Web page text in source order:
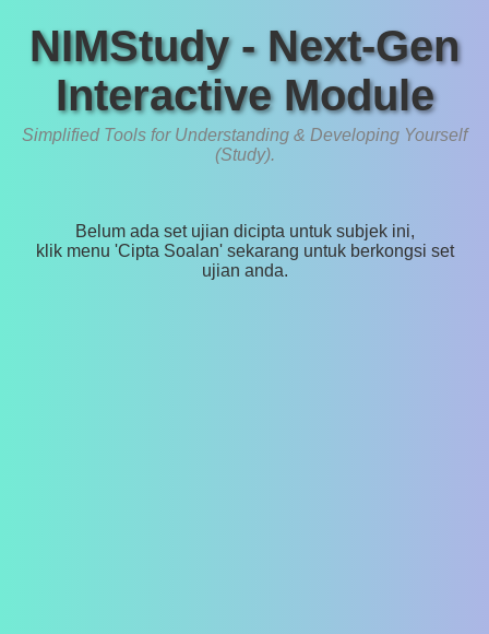
NIMStudy - Next-Gen
Interactive Module
Simplified Tools for Understanding & Developing Yourself
(Study).
Belum ada set ujian dicipta untuk subjek ini,
klik menu 'Cipta Soalan' sekarang untuk berkongsi set
ujian anda.